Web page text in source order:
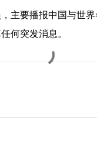
主要播报中国与世界
何突发消息。